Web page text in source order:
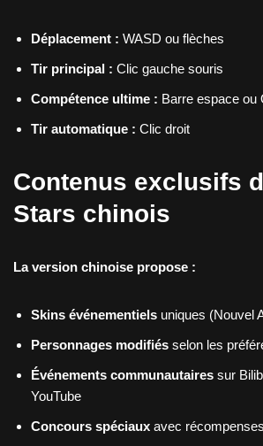
Déplacement : WASD ou flèches
Tir principal : Clic gauche souris
Compétence ultime : Barre espace ou
Tir automatique : Clic droit
Contenus exclusifs
Stars chinois
La version chinoise propose :
Skins événementiels uniques (Nouvel
Personnages modifiés selon les
Événements communautaires sur
YouTube
Concours spéciaux avec